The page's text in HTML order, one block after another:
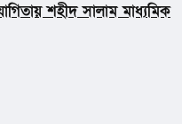
শহীদ সালাম মাধ্যমিক